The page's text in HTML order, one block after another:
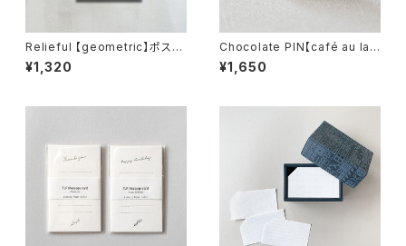
Relieful 【geometric】ポスト
カードサイズ
¥1,320
Chocolate PIN【café au lai
t】
¥1,650